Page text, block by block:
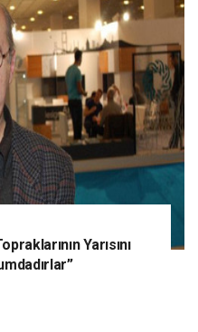
Yarısını